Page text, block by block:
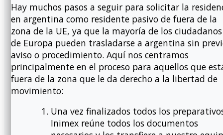
Hay muchos pasos a seguir para solicitar la
en argentina como residente pasivo de fuera de la
zona de la UE, ya que la mayoría de los ciudadanos
de Europa pueden trasladarse a argentina sin
aviso o procedimiento. Aquí nos centramos
principalmente en el proceso para aquellos que
fuera de la zona que le da derecho a la libertad de
movimiento:
Una vez finalizados todos los
Inimex reúne todos los documentos